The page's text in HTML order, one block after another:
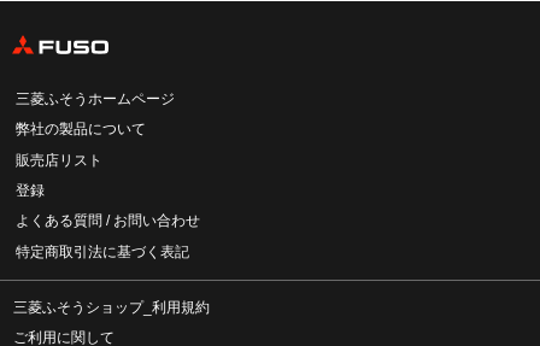
三菱ふそうホームページ
弊社の製品について
販売店リスト
登録
よくある質問 / お問い合わせ
特定商取引法に基づく表記
三菱ふそうショップ_利用規約
ご利用に関して